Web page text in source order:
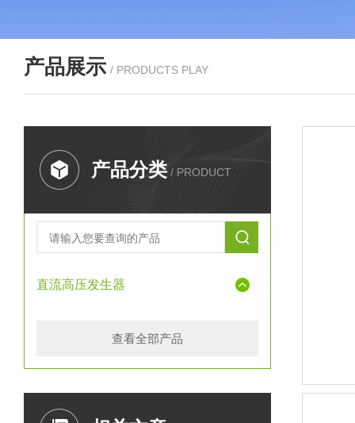
产品展示 / PRODUCTS PLAY
产品分类 / PRODUCT
直流高压发生器
查看全部产品